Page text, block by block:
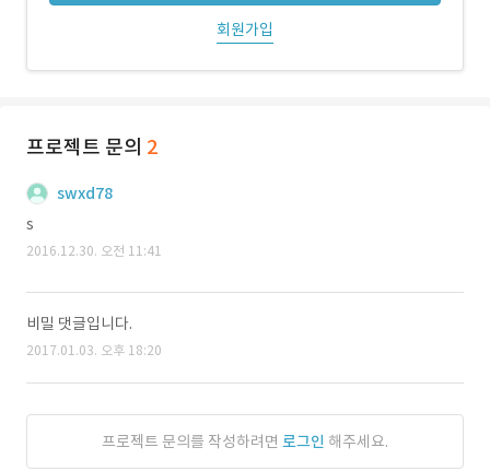
회원가입
프로젝트 문의 2
swxd78
s
2016.12.30. 오전 11:41
비밀 댓글입니다.
2017.01.03. 오후 18:20
프로젝트 문의를 작성하려면 로그인 해주세요.